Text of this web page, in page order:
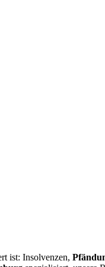
ist: Insolvenzen,